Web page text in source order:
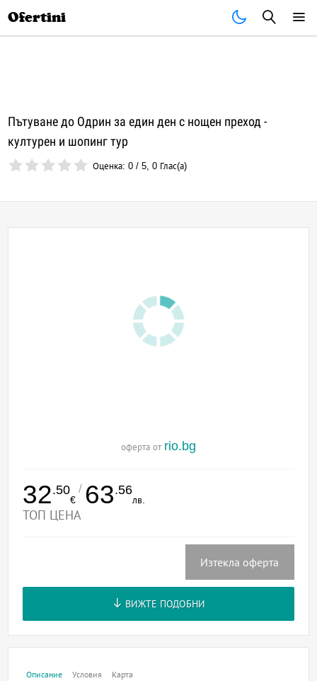
Ofertini
Пътуване до Одрин за един ден с нощен преход -
културен и шопинг тур
Оценка:0 /5,0 Глас(а)
оферта от rio.bg
32.50
€
/ 63.56
лв.
ТОП ЦЕНА
Изтекла оферта
ВИЖТЕ ПОДОБНИ
Описание Условия Карта